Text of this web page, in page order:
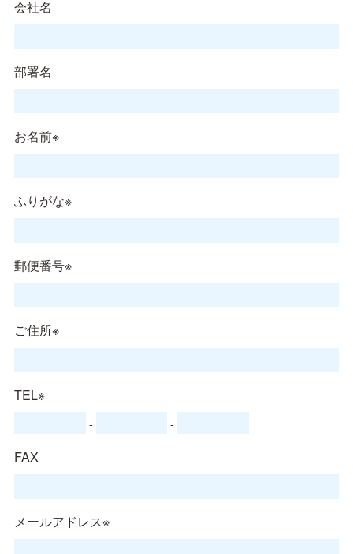
会社名
部署名
お名前※
ふりがな※
郵便番号※
ご住所※
TEL※
- -
FAX
メールアドレス※